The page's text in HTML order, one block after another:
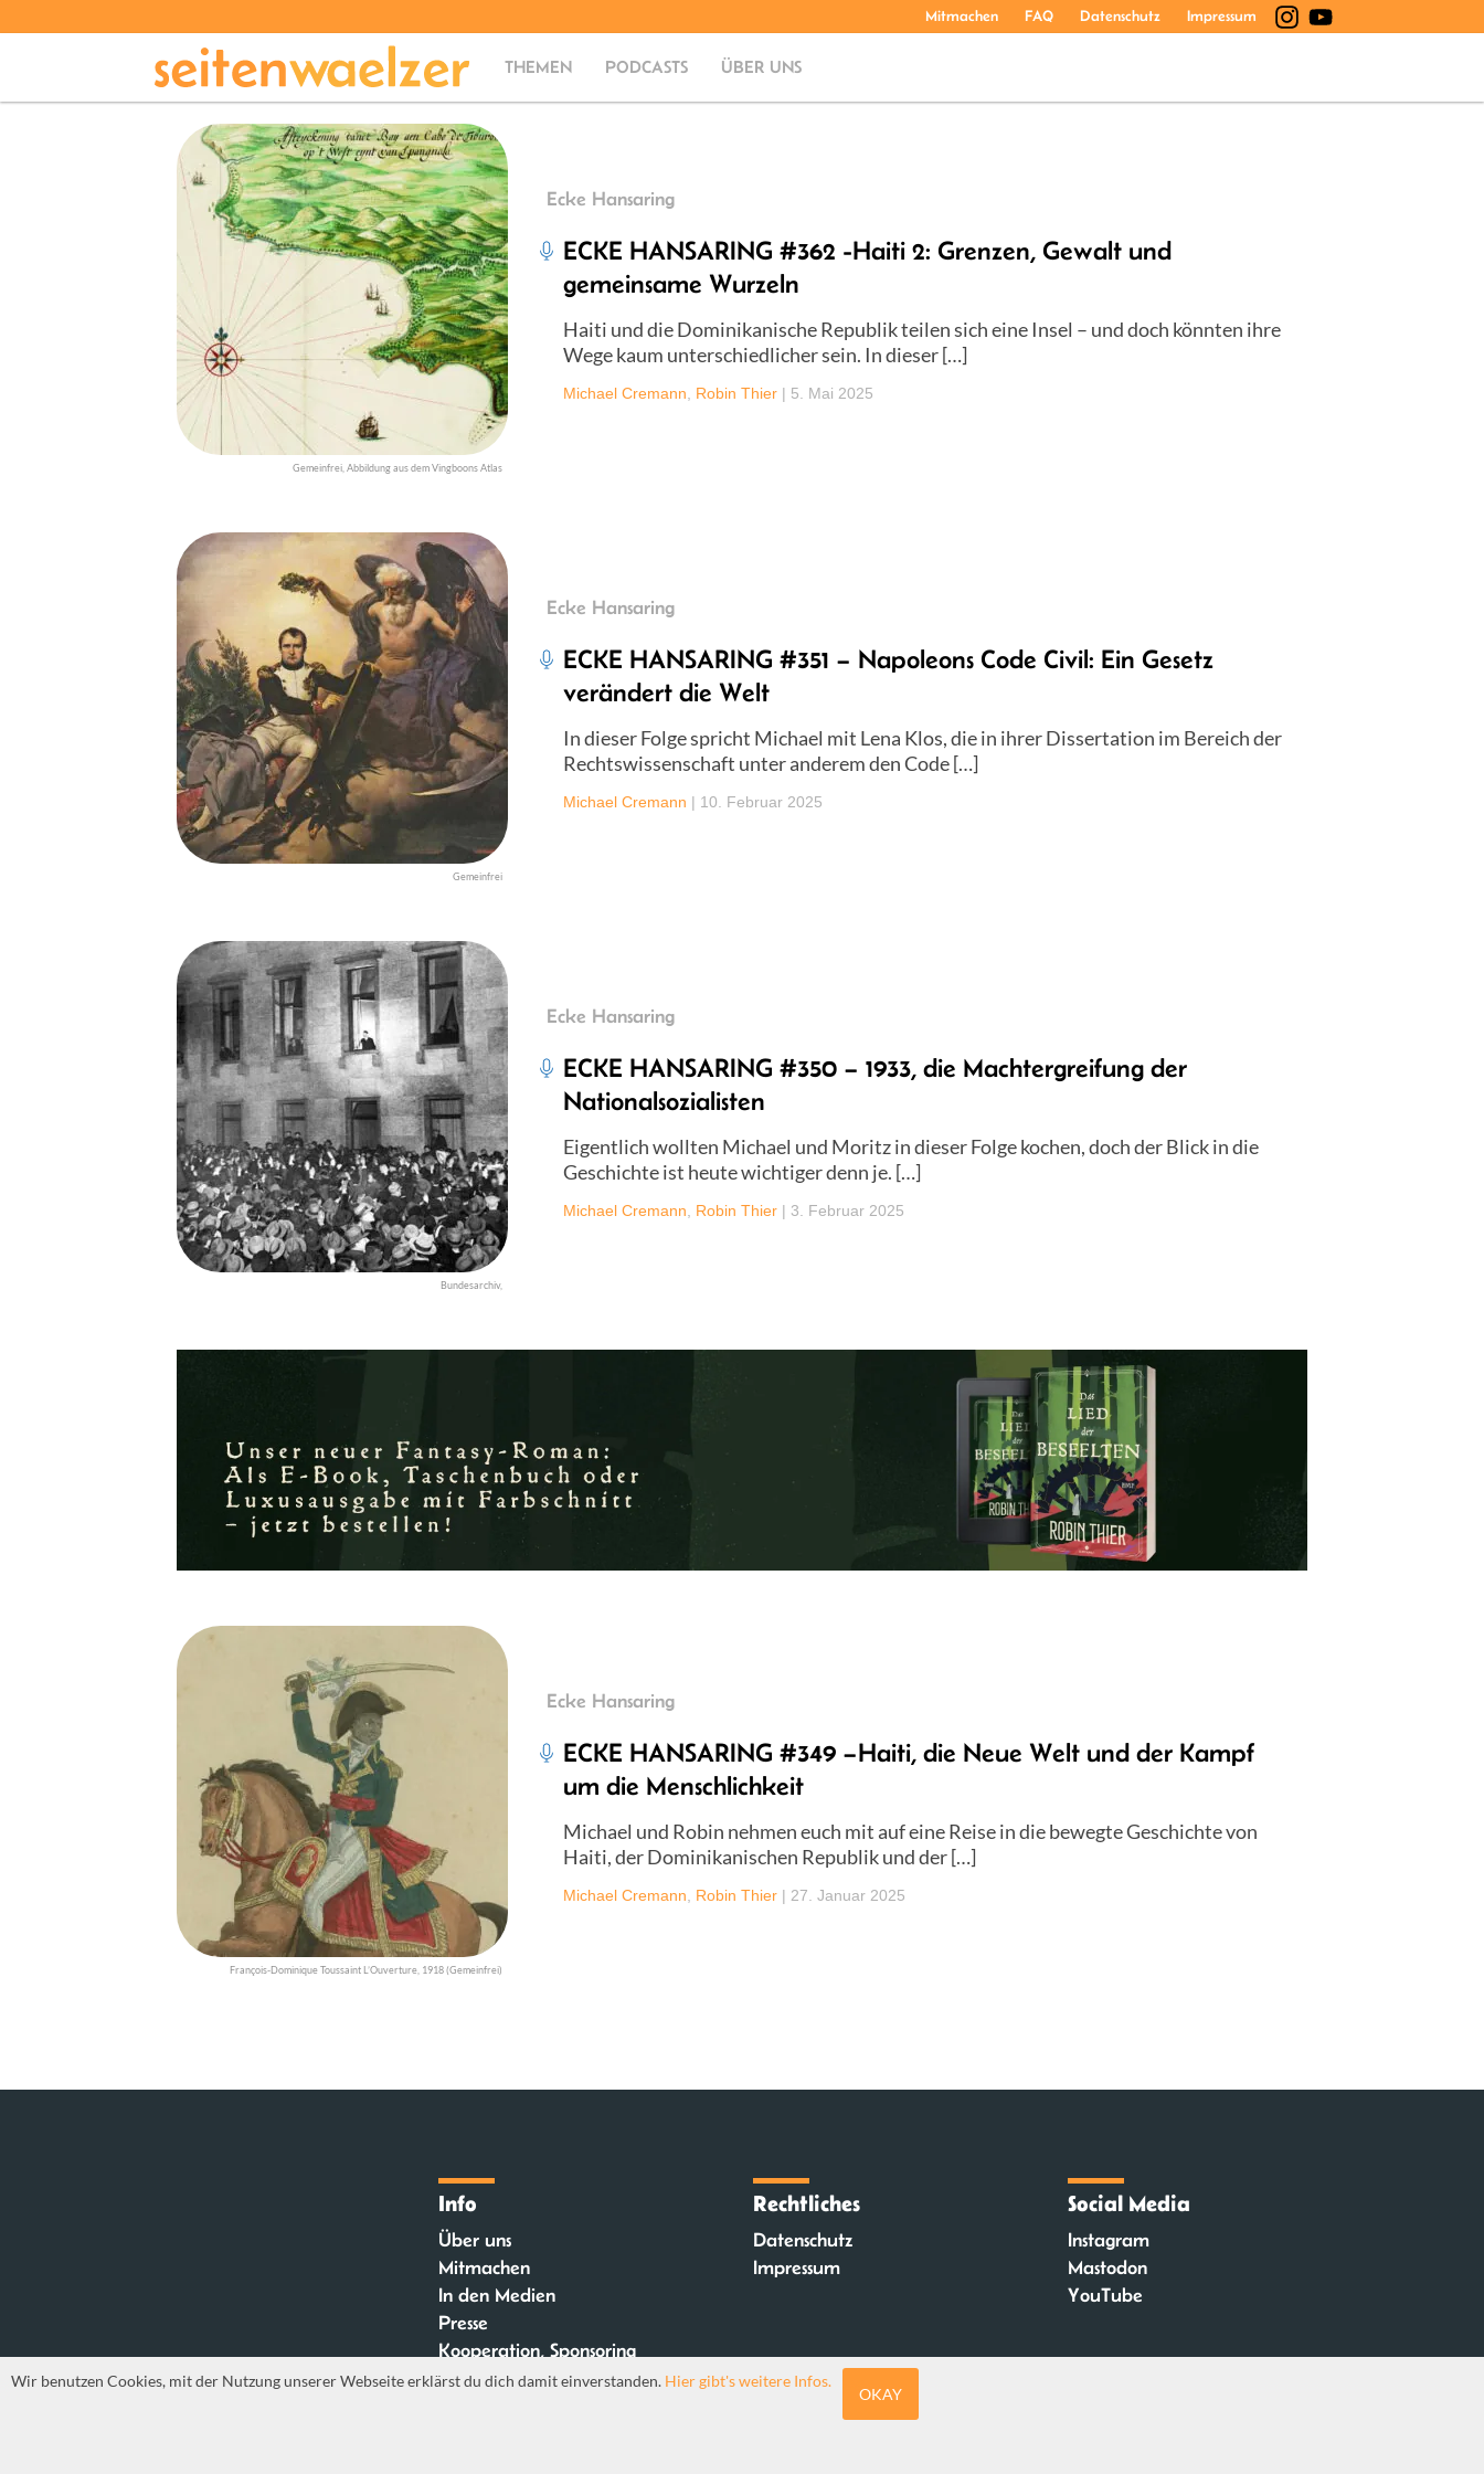
Mitmachen FAQ Datenschutz Impressum
THEMEN PODCASTS ÜBER UNS
Gemeinfrei, Abbildung aus dem Vingboons Atlas
Ecke Hansaring
ECKE HANSARING #362 -Haiti 2: Grenzen, Gewalt und
gemeinsame Wurzeln
Haiti und die Dominikanische Republik teilen sich eine Insel – und doch könnten ihre
Wege kaum unterschiedlicher sein. In dieser […]
Michael Cremann Robin Thier | 5. Mai 2025
Gemeinfrei
Ecke Hansaring
ECKE HANSARING #351 – Napoleons Code Civil: Ein Gesetz
verändert die Welt
In dieser Folge spricht Michael mit Lena Klos, die in ihrer Dissertation im Bereich der
Rechtswissenschaft unter anderem den Code […]
Michael Cremann | 10. Februar 2025
Bundesarchiv,
Ecke Hansaring
ECKE HANSARING #350 – 1933, die Machtergreifung der
Nationalsozialisten
Eigentlich wollten Michael und Moritz in dieser Folge kochen, doch der Blick in die
Geschichte ist heute wichtiger denn je. […]
Michael Cremann Robin Thier | 3. Februar 2025
François-Dominique Toussaint L’Ouverture, 1918 (Gemeinfrei)
Ecke Hansaring
ECKE HANSARING #349 –Haiti, die Neue Welt und der Kampf
um die Menschlichkeit
Michael und Robin nehmen euch mit auf eine Reise in die bewegte Geschichte von
Haiti, der Dominikanischen Republik und der […]
Michael Cremann Robin Thier | 27. Januar 2025
Info
Über uns
Mitmachen
In den Medien
Presse
Kooperation, Sponsoring
FAQ
Rechtliches
Datenschutz
Impressum
Social Media
Instagram
Mastodon
YouTube
Wir benutzen Cookies, mit der Nutzung unserer Webseite erklärst du dich damit einverstanden. Hier gibt's weitere Infos.
OKAY